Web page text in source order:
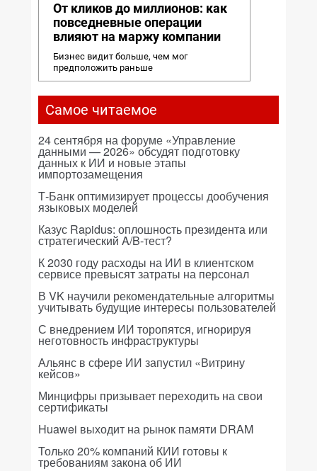
От кликов до миллионов: как
повседневные операции
влияют на маржу компании
Бизнес видит больше, чем мог
предположить раньше
Самое читаемое
24 сентября на форуме «Управление
данными — 2026» обсудят подготовку
данных к ИИ и новые этапы
импортозамещения
Т-Банк оптимизирует процессы дообучения
языковых моделей
Казус Rapidus: оплошность президента или
стратегический A/B-тест?
К 2030 году расходы на ИИ в клиентском
сервисе превысят затраты на персонал
В VK научили рекомендательные алгоритмы
учитывать будущие интересы пользователей
С внедрением ИИ торопятся, игнорируя
неготовность инфраструктуры
Альянс в сфере ИИ запустил «Витрину
кейсов»
Минцифры призывает переходить на свои
сертификаты
Huawei выходит на рынок памяти DRAM
Только 20% компаний КИИ готовы к
требованиям закона об ИИ